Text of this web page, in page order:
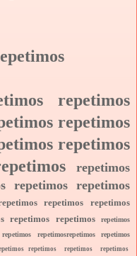
repetimos
repetimos
repetimos
repetimos
repetimos repetimos
repetimos repetimos
repetimos repetimos
repetimos
repetimosrepetimos repetimos
repetimos repetimos repetimos